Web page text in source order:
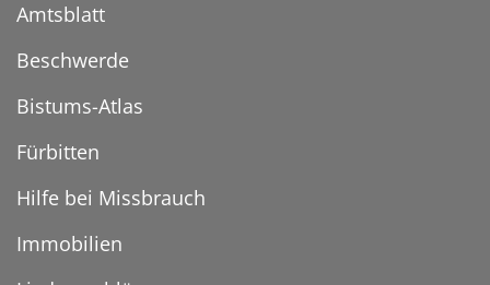
Amtsblatt
Beschwerde
Bistums-Atlas
Fürbitten
Hilfe bei Missbrauch
Immobilien